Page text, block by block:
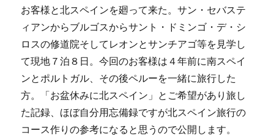
お客様と北スペインを廻って来た。サン・セバステ
ィアンからブルゴスからサント・ドミンゴ・デ・シ
ロスの修道院そしてレオンとサンチアゴ等を見学し
て現地７泊８日。今回のお客様は４年前に南スペイ
ンとポルトガル、その後ペルーを一緒に旅行した
方。「お盆休みに北スペイン」とご希望があり旅し
た記録、ほぼ自分用忘備録ですが北スペイン旅行の
コース作りの参考になると思うので公開します。